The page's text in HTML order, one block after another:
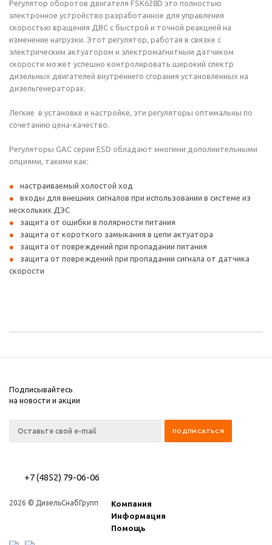
Регулятор оборотов двигателя FSK628D это полностью
электронное устройство разработанное для управления
скоростью вращения ДВС с быстрой и точной реакцией на
изменение нагрузки. Этот регулятор, работая в связке с
электрическим актуатором и электромагнитным датчиком
скорости может успешно контролировать широкий спектр
дизельных двигателей внутреннего сгорания установленных на
дизельгенераторах.
Легкие в установке и настройке, эти регуляторы оптимальны по
сочетанию цена-качество.
Регуляторы GAC серии ESD обладают многими дополнительными
опциями, такими как:
настраиваемый холостой ход
входы для внешних сигналов при использовании в системе из
нескольких ДЭС
защита от ошибки в полярности питания
защита от короткого замыкания в цепи актуатора
защита от повреждений при пропадании питания
защита от повреждений при пропадании сигнала от датчика
скорости
Подписывайтесь
на новости и акции
+7 (4852) 79-06-06
2026 © ДизельСнабГрупп
Компания
Информация
Помощь